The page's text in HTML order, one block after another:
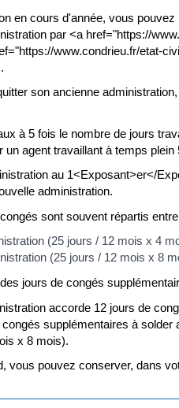
en cours d'année, vous
par <a href="https://
www.condrieu.fr/etat-
son ancienne
à 5 fois le nombre de jours
agent travaillant à temps plein
au 1<Exposant>er</
administration.
sont souvent répartis
(25 jours / 12 mois x 4
(25 jours / 12 mois x 8
jours de congés
accorde 12 jours de
supplémentaires à
x 8 mois).
vous pouvez conserver, dans